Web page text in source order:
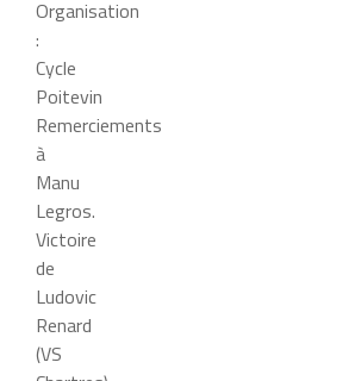
Organisation
:
Cycle
Poitevin
Remerciements
à
Manu
Legros.
Victoire
de
Ludovic
Renard
(VS